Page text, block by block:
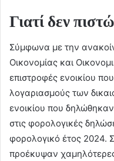
Γιατί δεν
Σύμφωνα με την
Οικονομίας και
επιστροφές ενοικίου
λογαριασμούς των
ενοικίου που
στις φορολογικές
φορολογικό έτος 2024.
προέκυψαν